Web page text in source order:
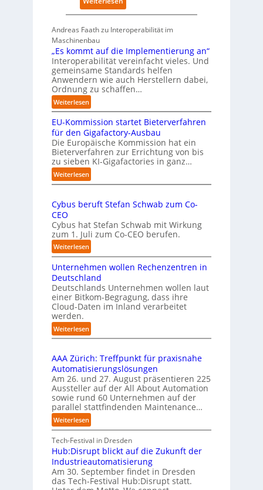
s
i
h
o
b
u
s
Ü
e
n
a
h
m
e
c
h
r
u
e
u
n
v
i
l
e
A
b
l
d
u
n
g
s
t
e
l
l
e
n
Andreas Faath zu Interoperabilität im
Maschinenbau
„Es kommt auf die Implementierung an“
Interoperabilität vereinfacht vieles. Und
gemeinsame Standards helfen
Anwendern wie auch Herstellern dabei,
Ordnung zu schaffen…
Weiterlesen:
„
E
s
k
o
m
m
t
u
d
i
e
I
p
l
e
m
e
n
t
i
r
u
n
g
a
n
“
EU-Kommission startet Bieterverfahren
für den Gigafactory-Ausbau
Die Europäische Kommission hat ein
Bieterverfahren zur Errichtung von bis
zu sieben KI-Gigafactories in ganz…
Weiterlesen:
E
-
o
m
m
i
i
o
n
t
a
t
e
t
B
i
e
t
e
r
v
e
r
f
a
Cybus beruft Stefan Schwab zum Co-
CEO
Cybus hat Stefan Schwab mit Wirkung
zum 1. Juli zum Co-CEO berufen.
Weiterlesen:
C
y
b
u
s
b
r
u
t
S
t
e
f
a
n
S
h
w
a
b
z
Unternehmen wollen Rechenzentren in
Deutschland
Deutschlands Unternehmen wollen laut
einer Bitkom-Begragung, dass ihre
Cloud-Daten im Inland verarbeitet
werden.
Weiterlesen:
U
t
e
r
n
e
h
m
e
n
w
o
l
l
e
AAA Zürich: Treffpunkt für praxisnahe
Automatisierungslösungen
Am 26. und 27. August präsentieren 225
Aussteller auf der All About Automation
sowie rund 60 Unternehmen auf der
parallel stattfindenden Maintenance…
Weiterlesen:
A
A
A
Z
ü
r
Tech-Festival in Dresden
Hub:Disrupt blickt auf die Zukunft der
Industrieautomatisierung
Am 30. September findet in Dresden
das Tech-Festival Hub:Disrupt statt.